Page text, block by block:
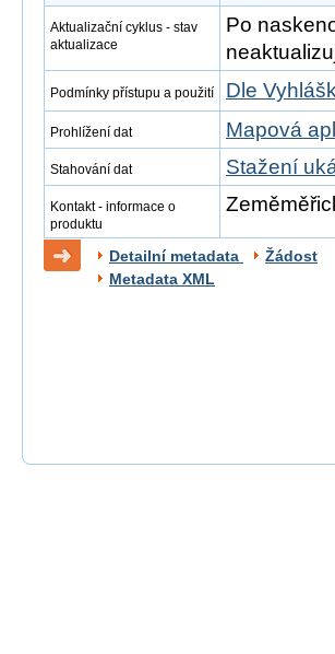
Aktualizační cyklus - stav
aktualizace
Po
Podmínky přístupu a použití Dle
Prohlížení dat Mapová
Stahování dat Stažení
Kontakt - informace o
produktu
Detailní metadata
Žádost
Metadata XML